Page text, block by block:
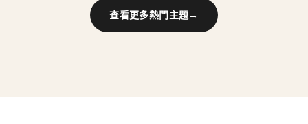
查看更多熱門主題→